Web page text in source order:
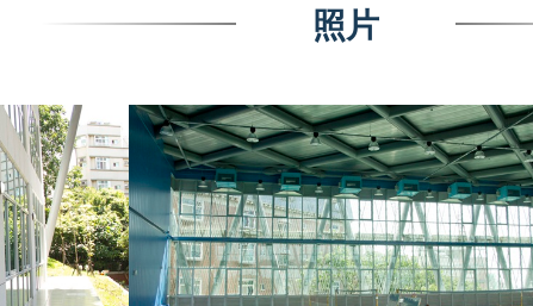
照片